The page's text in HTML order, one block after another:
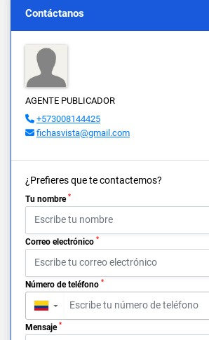
Contáctanos
AGENTE PUBLICADOR
+573008144425
fichasvista@gmail.com
¿Prefieres que te contactemos?
Tu nombre *
Correo electrónico *
Número de teléfono *
▼
Mensaje *